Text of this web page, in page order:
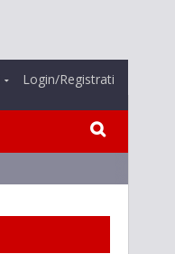
Login/Registrati